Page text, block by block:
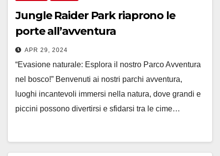
Jungle Raider Park riaprono le
porte all’avventura
APR 29, 2024
“Evasione naturale: Esplora il nostro Parco Avventura
nel bosco!” Benvenuti ai nostri parchi avventura,
luoghi incantevoli immersi nella natura, dove grandi e
piccini possono divertirsi e sfidarsi tra le cime…